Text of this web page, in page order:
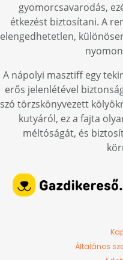
gyomorcsavarodás,
étkezést biztosítani. A
elengedhetetlen,
A nápolyi masztiff egy
erős jelenlétével
szó törzskönyvezett
kutyáról, ez a fajta
méltóságát, és
Általános